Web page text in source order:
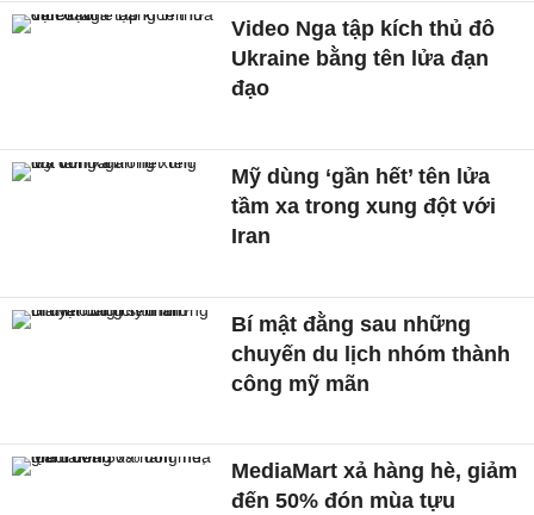
Video Nga tập kích thủ đô
Ukraine bằng tên lửa đạn
đạo
Mỹ dùng ‘gần hết’ tên lửa
tầm xa trong xung đột với
Iran
Bí mật đằng sau những
chuyến du lịch nhóm thành
công mỹ mãn
MediaMart xả hàng hè, giảm
đến 50% đón mùa tựu